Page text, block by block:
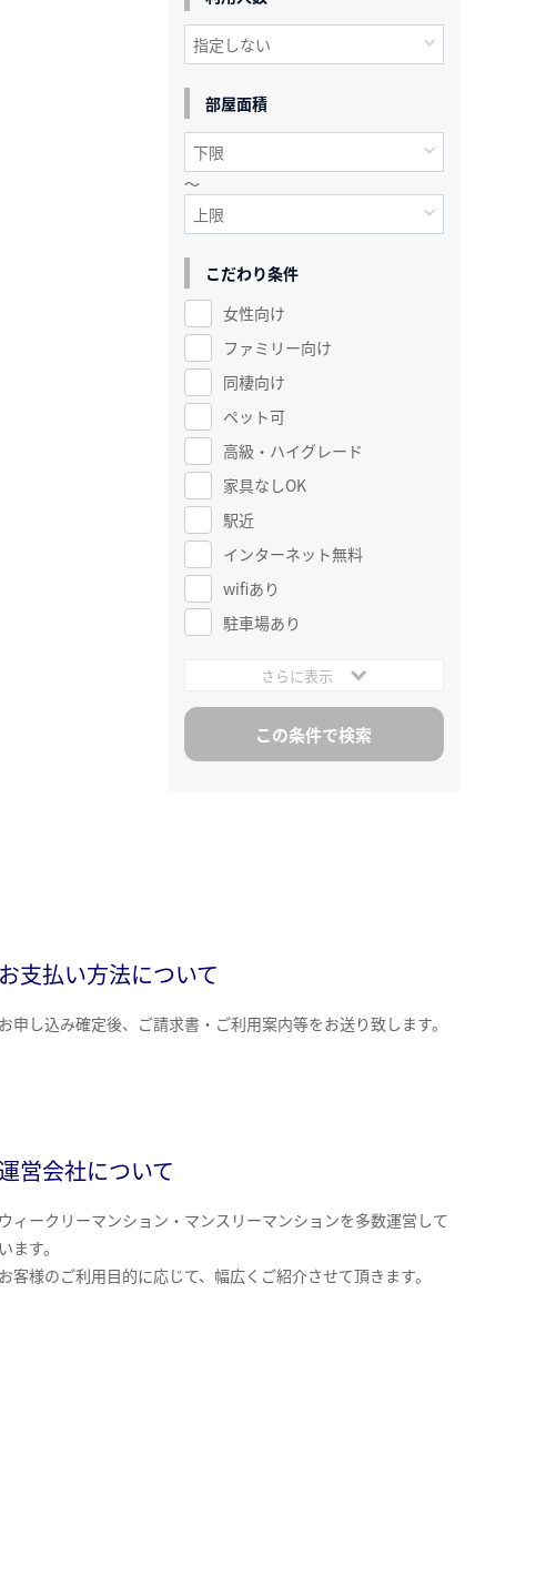
部屋面積
～
こだわり条件
女性向け
ファミリー向け
同棲向け
ペット可
高級・ハイグレード
家具なしOK
駅近
インターネット無料
wifiあり
駐車場あり
さらに表示
お支払い方法について
お申し込み確定後、ご請求書・ご利用案内等をお送り致します。
運営会社について
ウィークリーマンション・マンスリーマンションを多数運営して
います。
お客様のご利用目的に応じて、幅広くご紹介させて頂きます。